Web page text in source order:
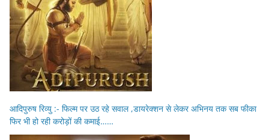
आदिपुरुष रिव्यु :- फिल्म पर उठ रहे सवाल ,डायरेक्शन से लेकर अभिनय तक सब फीका
फिर भी हो रही करोड़ों की कमाई……